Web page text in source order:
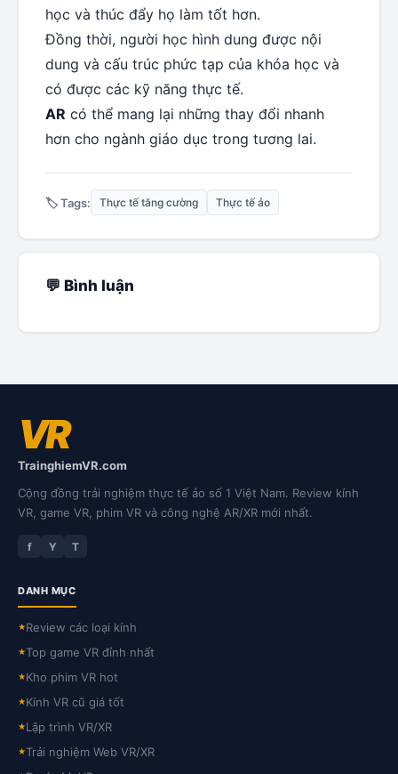
học và thúc đẩy họ làm tốt hơn.
Đồng thời, người học hình dung được nội
dung và cấu trúc phức tạp của khóa học và
có được các kỹ năng thực tế.
AR có thể mang lại những thay đổi nhanh
hơn cho ngành giáo dục trong tương lai.
🏷️ Tags: Thực tế tăng cường Thực tế ảo
💬 Bình luận
VR
TrainghiemVR.com
Cộng đồng trải nghiệm thực tế ảo số 1 Việt Nam. Review kính
VR, game VR, phim VR và công nghệ AR/XR mới nhất.
f Y T
DANH MỤC
★Review các loại kính
★Top game VR đỉnh nhất
★Kho phim VR hot
★Kính VR cũ giá tốt
★Lập trình VR/XR
★Trải nghiệm Web VR/XR